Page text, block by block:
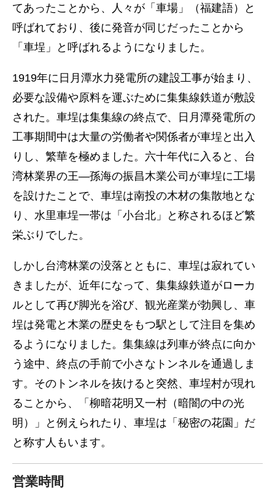
てあったことから、人々が「車場」（福建語）と
呼ばれており、後に発音が同じだったことから
「車埕」と呼ばれるようになりました。
1919年に日月潭水力発電所の建設工事が始まり、
必要な設備や原料を運ぶために集集線鉄道が敷設
された。車埕は集集線の終点で、日月潭発電所の
工事期間中は大量の労働者や関係者が車埕と出入
りし、繁華を極めました。六十年代に入ると、台
湾林業界の王―孫海の振昌木業公司が車埕に工場
を設けたことで、車埕は南投の木材の集散地とな
り、水里車埕一帯は「小台北」と称されるほど繁
栄ぶりでした。
しかし台湾林業の没落とともに、車埕は寂れてい
きましたが、近年になって、集集線鉄道がローカ
ルとして再び脚光を浴び、観光産業が勃興し、車
埕は発電と木業の歴史をもつ駅として注目を集め
るようになりました。集集線は列車が終点に向か
う途中、終点の手前で小さなトンネルを通過しま
す。そのトンネルを抜けると突然、車埕村が現れ
ることから、「柳暗花明又一村（暗闇の中の光
明）」と例えられたり、車埕は「秘密の花園」だ
と称す人もいます。
営業時間